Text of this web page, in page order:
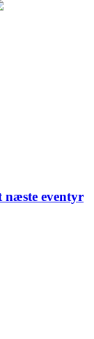
næste eventyr